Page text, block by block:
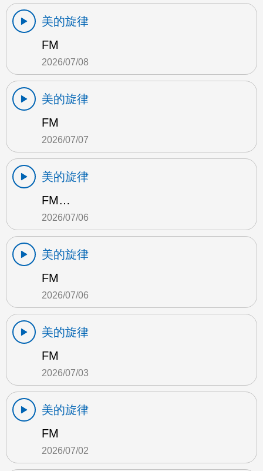
美的旋律
FM
2026/07/08
美的旋律
FM
2026/07/07
美的旋律
FM…
2026/07/06
美的旋律
FM
2026/07/06
美的旋律
FM
2026/07/03
美的旋律
FM
2026/07/02